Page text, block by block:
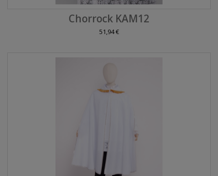
Chorrock KAM12
51,94 €